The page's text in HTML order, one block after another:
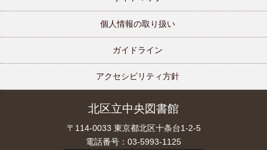
個人情報の取り扱い
ガイドライン
アクセシビリティ方針
北区立中央図書館
〒114-0033 東京都北区十条台1-2-5
電話番号：03-5993-1125